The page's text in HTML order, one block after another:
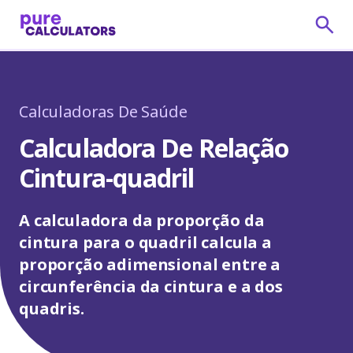
Calculadoras De Saúde
Calculadora De Relação
Cintura-quadril
A calculadora da proporção da
cintura para o quadril calcula a
proporção adimensional entre a
circunferência da cintura e a dos
quadris.